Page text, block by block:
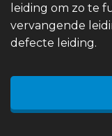
leiding om zo te
vervangende
defecte leiding.